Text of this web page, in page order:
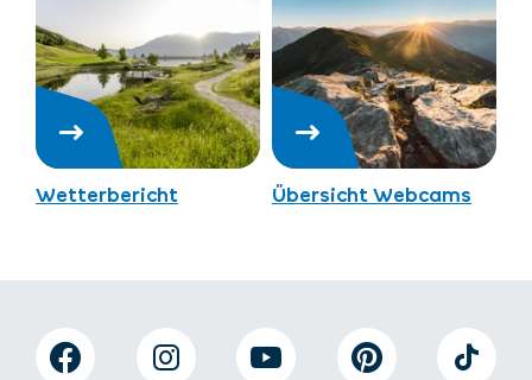
Wetterbericht Übersicht Webcams